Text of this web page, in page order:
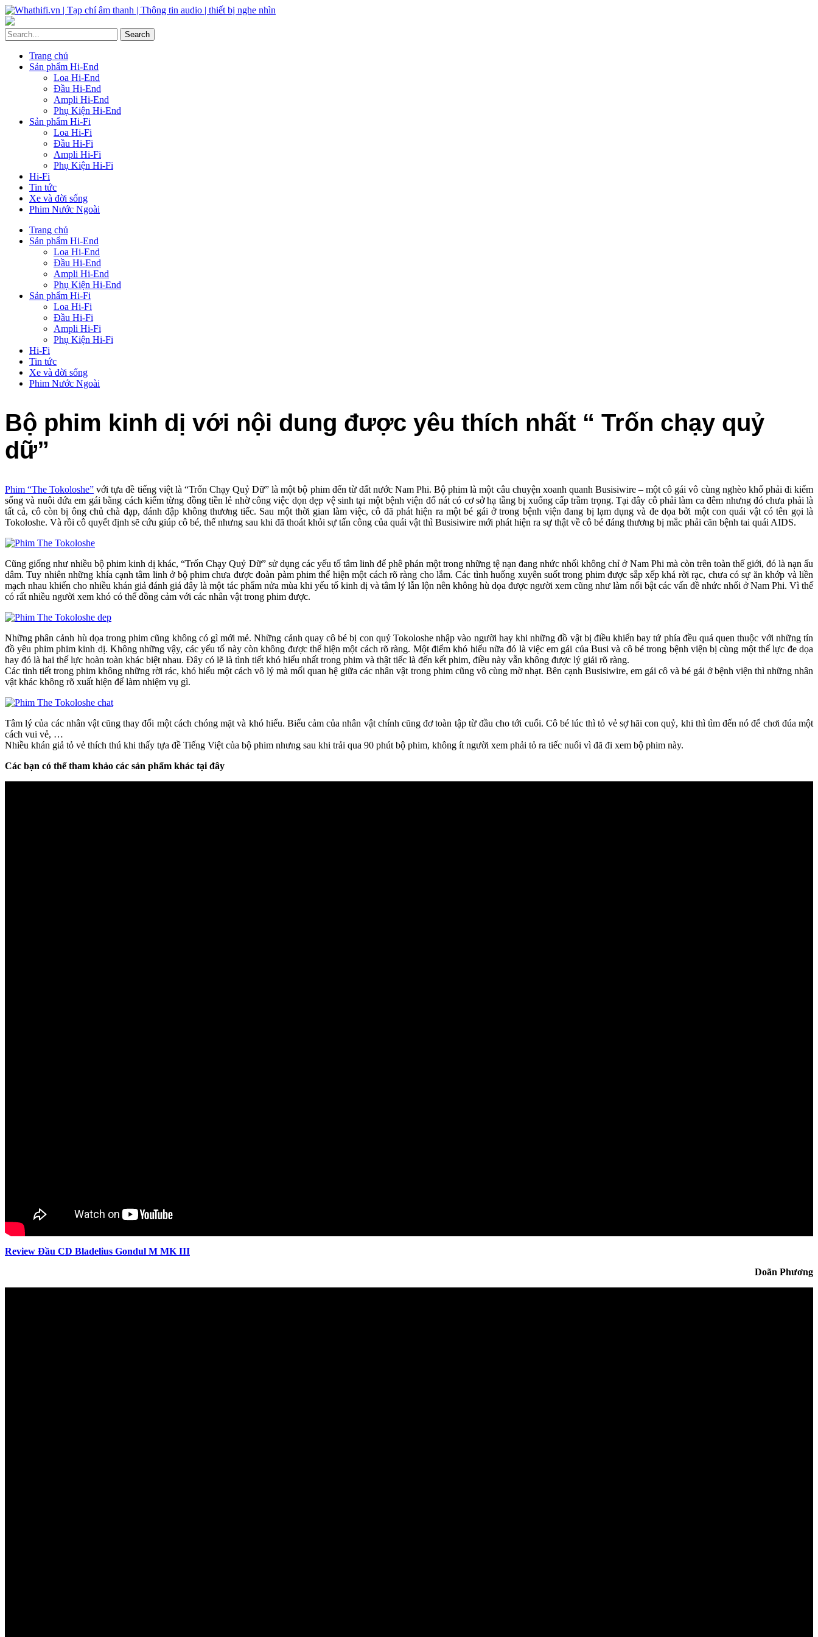
Trang chủ
Sản phẩm Hi-End
Loa Hi-End
Đầu Hi-End
Ampli Hi-End
Phụ Kiện Hi-End
Sản phẩm Hi-Fi
Loa Hi-Fi
Đầu Hi-Fi
Ampli Hi-Fi
Phụ Kiện Hi-Fi
Hi-Fi
Tin tức
Xe và đời sống
Phim Nước Ngoài
Trang chủ
Sản phẩm Hi-End
Loa Hi-End
Đầu Hi-End
Ampli Hi-End
Phụ Kiện Hi-End
Sản phẩm Hi-Fi
Loa Hi-Fi
Đầu Hi-Fi
Ampli Hi-Fi
Phụ Kiện Hi-Fi
Hi-Fi
Tin tức
Xe và đời sống
Phim Nước Ngoài
Bộ phim kinh dị với nội dung được yêu thích nhất “ Trốn chạy quỷ
dữ”
Phim “The Tokoloshe” với tựa đề tiếng việt là “Trốn Chạy Quỷ Dữ” là một bộ phim đến từ đất nước Nam Phi. Bộ phim là một câu chuyện xoanh quanh Busisiwire – một cô gái vô cùng nghèo khổ phải đi kiếm
sống và nuôi đứa em gái bằng cách kiếm từng đồng tiền lẻ nhờ công việc dọn dẹp vệ sinh tại một bệnh viện đổ nát có cơ sở hạ tầng bị xuống cấp trầm trọng. Tại đây cô phải làm ca đêm nhưng đó chưa phải là
tất cả, cô còn bị ông chủ chà đạp, đánh đập không thương tiếc. Sau một thời gian làm việc, cô đã phát hiện ra một bé gái ở trong bệnh viện đang bị lạm dụng và đe dọa bởi một con quái vật có tên gọi là
Tokoloshe. Và rồi cô quyết định sẽ cứu giúp cô bé, thế nhưng sau khi đã thoát khỏi sự tấn công của quái vật thì Busisiwire mới phát hiện ra sự thật về cô bé đáng thương bị mắc phải căn bệnh tai quái AIDS.
Cũng giống như nhiều bộ phim kinh dị khác, “Trốn Chạy Quỷ Dữ” sử dụng các yếu tố tâm linh để phê phán một trong những tệ nạn đang nhức nhối không chỉ ở Nam Phi mà còn trên toàn thế giới, đó là nạn ấu
dâm. Tuy nhiên những khía cạnh tâm linh ở bộ phim chưa được đoàn pàm phim thể hiện một cách rõ ràng cho lắm. Các tình huống xuyên suốt trong phim được sắp xếp khá rời rạc, chưa có sự ăn khớp và liền
mạch nhau khiến cho nhiều khán giả đánh giá đây là một tác phẩm nửa mùa khi yếu tố kinh dị và tâm lý lẫn lộn nên không hù dọa được người xem cũng như làm nổi bật các vấn đề nhức nhối ở Nam Phi. Vì thế
có rất nhiều người xem khó có thể đồng cảm với các nhân vật trong phim được.
Những phân cảnh hù dọa trong phim cũng không có gì mới mẻ. Những cảnh quay cô bé bị con quỷ Tokoloshe nhập vào người hay khi những đồ vật bị điều khiển bay tứ phía đều quá quen thuộc với những tín
đồ yêu phim phim kinh dị. Không những vậy, các yếu tố này còn không được thể hiện một cách rõ ràng. Một điểm khó hiểu nữa đó là việc em gái của Busi và cô bé trong bệnh viện bị cùng một thế lực đe dọa
hay đó là hai thế lực hoàn toàn khác biệt nhau. Đây có lẽ là tình tiết khó hiểu nhất trong phim và thật tiếc là đến kết phim, điều này vẫn không được lý giải rõ ràng.
Các tình tiết trong phim không những rời rác, khó hiểu một cách vô lý mà mối quan hệ giữa các nhân vật trong phim cũng vô cùng mờ nhạt. Bên cạnh Busisiwire, em gái cô và bé gái ở bệnh viện thì những nhân
vật khác không rõ xuất hiện để làm nhiệm vụ gì.
Tâm lý của các nhân vật cũng thay đổi một cách chóng mặt và khó hiểu. Biểu cảm của nhân vật chính cũng đơ toàn tập từ đầu cho tới cuối. Cô bé lúc thì tỏ vẻ sợ hãi con quỷ, khi thì tìm đến nó để chơi đúa một
cách vui vẻ, …
Nhiều khán giả tỏ vẻ thích thú khi thấy tựa đề Tiếng Việt của bộ phim nhưng sau khi trải qua 90 phút bộ phim, không ít người xem phải tỏ ra tiếc nuối vì đã đi xem bộ phim này.
Các bạn có thể tham khảo các sản phẩm khác tại đây
Review Đầu CD Bladelius Gondul M MK III
Doãn Phương